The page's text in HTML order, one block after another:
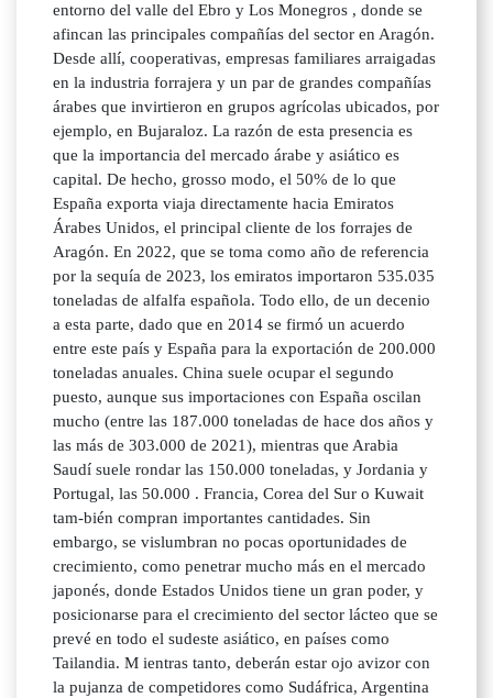
entorno del valle del Ebro y Los Monegros , donde se
afincan las principales compañías del sector en Aragón.
Desde allí, cooperativas, empresas familiares arraigadas
en la industria forrajera y un par de grandes compañías
árabes que invirtieron en grupos agrícolas ubicados, por
ejemplo, en Bujaraloz. La razón de esta presencia es
que la importancia del mercado árabe y asiático es
capital. De hecho, grosso modo, el 50% de lo que
España exporta viaja directamente hacia Emiratos
Árabes Unidos, el principal cliente de los forrajes de
Aragón. En 2022, que se toma como año de referencia
por la sequía de 2023, los emiratos importaron 535.035
toneladas de alfalfa española. Todo ello, de un decenio
a esta parte, dado que en 2014 se firmó un acuerdo
entre este país y España para la exportación de 200.000
toneladas anuales. China suele ocupar el segundo
puesto, aunque sus importaciones con España oscilan
mucho (entre las 187.000 toneladas de hace dos años y
las más de 303.000 de 2021), mientras que Arabia
Saudí suele rondar las 150.000 toneladas, y Jordania y
Portugal, las 50.000 . Francia, Corea del Sur o Kuwait
tam-bién compran importantes cantidades. Sin
embargo, se vislumbran no pocas oportunidades de
crecimiento, como penetrar mucho más en el mercado
japonés, donde Estados Unidos tiene un gran poder, y
posicionarse para el crecimiento del sector lácteo que se
prevé en todo el sudeste asiático, en países como
Tailandia. M ientras tanto, deberán estar ojo avizor con
la pujanza de competidores como Sudáfrica, Argentina